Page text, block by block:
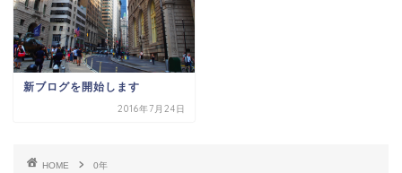
新ブログを開始します
2016年7月24日
HOME 0年